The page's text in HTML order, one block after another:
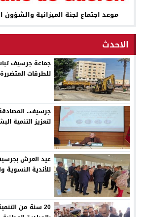
موعد اجتماع لجنة الميزانية والشؤون
الاحدث
جماعة جرسيف
للطرقات
لتعزيز التنمية
عيد العرش
للأندية النسوية
20 سنة من